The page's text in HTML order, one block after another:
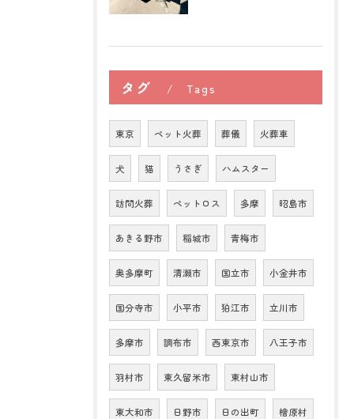
タグ Tags
東京 ペット火葬 葬儀 火葬車
犬 猫 うさぎ ハムスター
訪問火葬 ペットロス 多摩 昭島市
あきる野市 稲城市 青梅市
奥多摩町 清瀬市 国立市 小金井市
国分寺市 小平市 狛江市 立川市
多摩市 調布市 西東京市 八王子市
羽村市 東久留米市 東村山市
東大和市 日野市 日の出町 檜原村